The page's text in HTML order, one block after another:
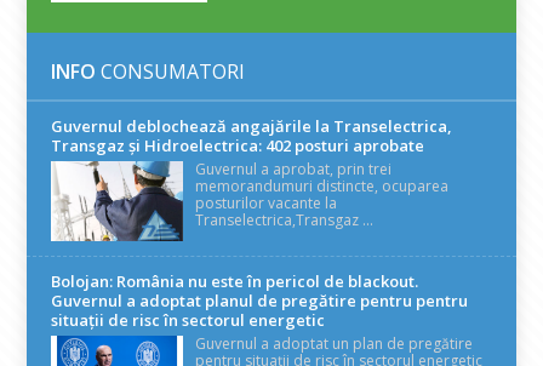
INFO CONSUMATORI
Guvernul deblochează angajările la Transelectrica,
Transgaz și Hidroelectrica: 402 posturi aprobate
Guvernul a aprobat, prin trei
memorandumuri distincte, ocuparea
posturilor vacante la
Transelectrica,Transgaz ...
Bolojan: România nu este în pericol de blackout.
Guvernul a adoptat planul de pregătire pentru pentru
situații de risc în sectorul energetic
Guvernul a adoptat un plan de pregătire
pentru situații de risc în sectorul energetic